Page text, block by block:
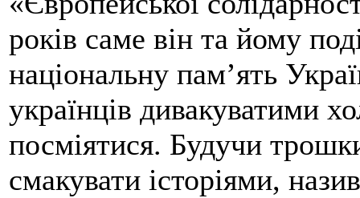
років саме він та йому
національну пам’ять
українців дивакуватими
посміятися. Будучи
смакувати історіями,